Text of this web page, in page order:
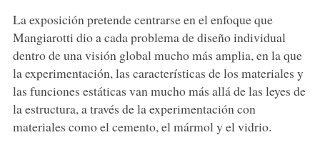
La exposición pretende centrarse en el enfoque que
Mangiarotti dio a cada problema de diseño individual
dentro de una visión global mucho más amplia, en la que
la experimentación, las características de los materiales y
las funciones estáticas van mucho más allá de las leyes de
la estructura, a través de la experimentación con
materiales como el cemento, el mármol y el vidrio.